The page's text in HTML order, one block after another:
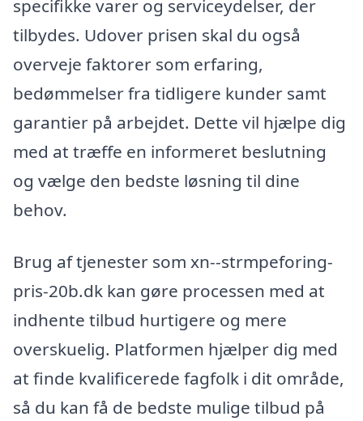
specifikke varer og serviceydelser, der
tilbydes. Udover prisen skal du også
overveje faktorer som erfaring,
bedømmelser fra tidligere kunder samt
garantier på arbejdet. Dette vil hjælpe dig
med at træffe en informeret beslutning
og vælge den bedste løsning til dine
behov.
Brug af tjenester som xn--strmpeforing-
pris-20b.dk kan gøre processen med at
indhente tilbud hurtigere og mere
overskuelig. Platformen hjælper dig med
at finde kvalificerede fagfolk i dit område,
så du kan få de bedste mulige tilbud på